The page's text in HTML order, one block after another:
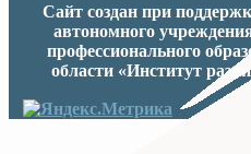
МИНИСТЕРСТВО
Сайт создан при
автономного
профессионального
области «Институт